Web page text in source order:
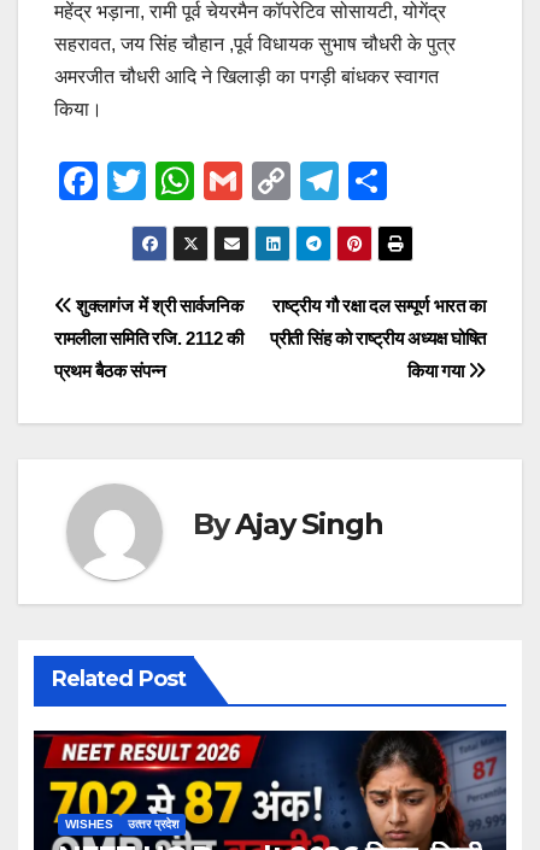
महेंद्र भड़ाना, रामी पूर्व चेयरमैन कॉपरेटिव सोसायटी, योगेंद्र
सहरावत, जय सिंह चौहान ,पूर्व विधायक सुभाष चौधरी के पुत्र
अमरजीत चौधरी आदि ने खिलाड़ी का पगड़ी बांधकर स्वागत
किया।
F
e
b
o
o
T
wi
tt
er
W
h
at
s
A
p
G
m
ail
C
o
p
y
Li
k
T
el
e
gr
a
h
ar
e
Post
navigation
राष्ट्रीय गौ रक्षा दल सम्पूर्ण भारत का
प्रीती सिंह को राष्ट्रीय अध्यक्ष घोषित
किया गया
शुक्लागंज में श्री सार्वजनिक
रामलीला समिति रजि. 2112 की
प्रथम बैठक संपन्न
ByAjay Singh
Related Post
WISHES उत्‍तर प्रदेश